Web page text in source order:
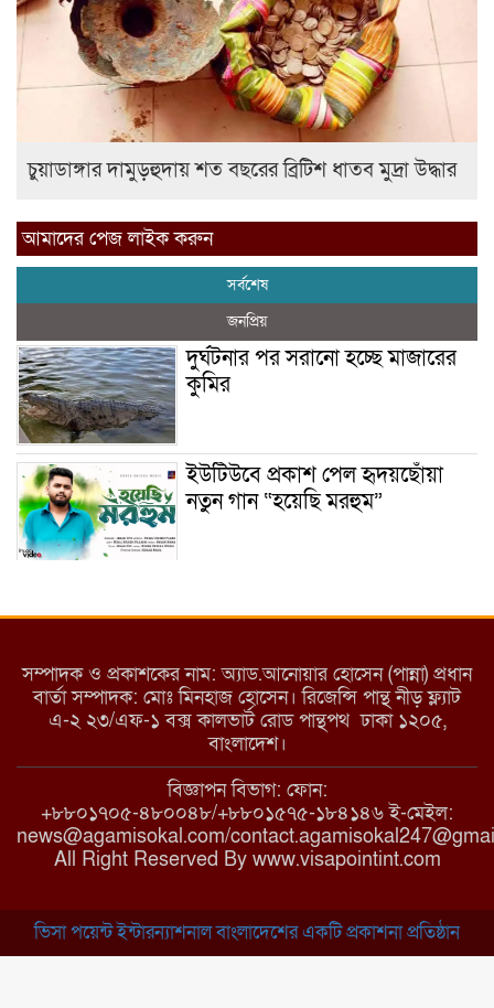
চুয়াডাঙ্গার দামুড়হুদায় শত বছরের ব্রিটিশ ধাতব মুদ্রা উদ্ধার
আমাদের পেজ লাইক করুন
সর্বশেষ
জনপ্রিয়
দুর্ঘটনার পর সরানো হচ্ছে মাজারের
কুমির
ইউটিউবে প্রকাশ পেল হৃদয়ছোঁয়া
নতুন গান “হয়েছি মরহুম”
মরণ নেশা
মাধবপুরে কমিউনিটি ক্লিনিকে
অনিয়মের অভিযোগ
রাজবাড়ী: বালিয়াকান্দিতে কিশোরীর
ঝুলন্ত মরদেহ উদ্ধার
সম্পাদক ও প্রকাশকের নাম: অ্যাড.আনোয়ার হোসেন (পান্না) প্রধান
বার্তা সম্পাদক: মোঃ মিনহাজ হোসেন। রিজেন্সি পান্থ নীড় ফ্ল্যাট
এ-২ ২৩/এফ-১ বক্স কালভার্ট রোড পান্থপথ ঢাকা ১২০৫,
বাংলাদেশ।
বিজ্ঞাপন বিভাগ: ফোন:
+৮৮০১৭০৫-৪৮০০৪৮/+৮৮০১৫৭৫-১৮৪১৪৬ ই-মেইল:
news@agamisokal.com/
All Right Reserved By www.visapointint.com
ভিসা পয়েন্ট ইন্টারন্যাশনাল বাংলাদেশের একটি প্রকাশনা প্রতিষ্ঠান